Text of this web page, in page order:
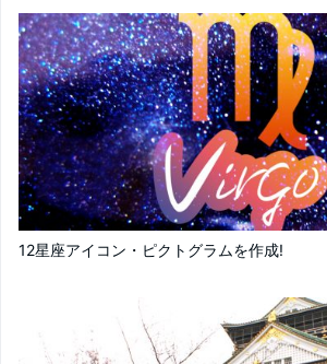
12星座アイコン・ピクトグラムを作成!